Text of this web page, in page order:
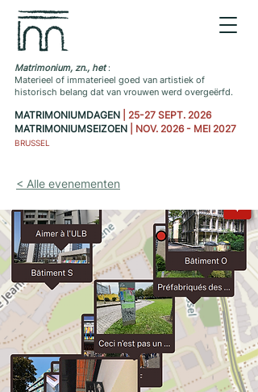
Matrimonium, zn., het:
Materieel of immaterieel goed van artistiek of
historisch belang dat van vrouwen werd overgeërfd.
MATRIMONIUMDAGEN | 25-27 SEPT. 2026
MATRIMONIUMSEIZOEN | NOV. 2026 - MEI 2027
BRUSSEL
< Alle evenementen